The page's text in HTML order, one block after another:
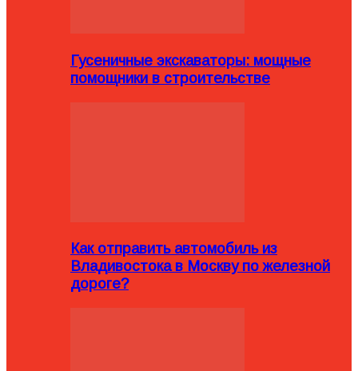
Гусеничные экскаваторы: мощные
помощники в строительстве
Как отправить автомобиль из
Владивостока в Москву по железной
дороге?